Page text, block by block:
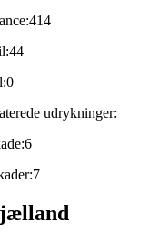
udrykninger: